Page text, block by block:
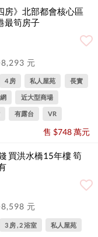
房》北部都會核心區
最筍房子
元
4 房 私人屋苑 長實
近大型商場
有露台 VR
售 $748 萬元
買洪水橋15年樓 筍
元
3 房 , 2 浴室 私人屋苑